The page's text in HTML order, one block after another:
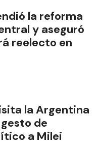
la reforma
y aseguró
reelecto en
la Argentina
de
a Milei